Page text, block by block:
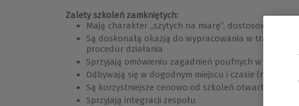
Zalety szkoleń zamkniętych:
Mają charakter „szytych na miarę”, dostosowanych
Są doskonałą okazją do wypracowania w trakcie
procedur działania
Sprzyjają omówieniu zagadnień poufnych w
Odbywają się w dogodnym miejscu i czasie
Są korzystniejsze cenowo od szkoleń otwartych
Sprzyjają integracji zespołu